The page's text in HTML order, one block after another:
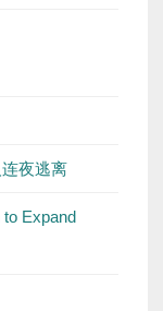
夜逃离
to Expand